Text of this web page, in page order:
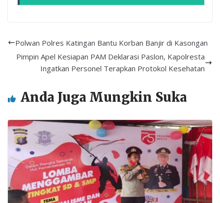
Polwan Polres Katingan Bantu Korban Banjir di Kasongan
Pimpin Apel Kesiapan PAM Deklarasi Paslon, Kapolresta
Ingatkan Personel Terapkan Protokol Kesehatan
Anda Juga Mungkin Suka